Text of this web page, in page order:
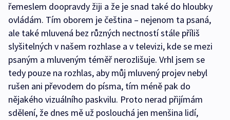
řemeslem doopravdy žiji a že je snad také do hloubky
ovládám. Tím oborem je čeština – nejenom ta psaná,
ale také mluvená bez různých nectností stále příliš
slyšitelných v našem rozhlase a v televizi, kde se mezi
psaným a mluveným téměř nerozlišuje. Vrhl jsem se
tedy pouze na rozhlas, aby můj mluvený projev nebyl
rušen ani převodem do písma, tím méně pak do
nějakého vizuálního paskvilu. Proto nerad přijímám
sdělení, že dnes mě už poslouchá jen menšina lidí,